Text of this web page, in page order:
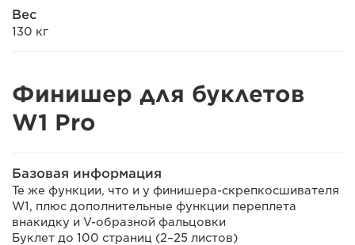
Вес
130 кг
Финишер для буклетов
W1 Pro
Базовая информация
Те же функции, что и у финишера-скрепкосшивателя
W1, плюс дополнительные функции переплета
внакидку и V-образной фальцовки
Буклет до 100 страниц (2–25 листов)